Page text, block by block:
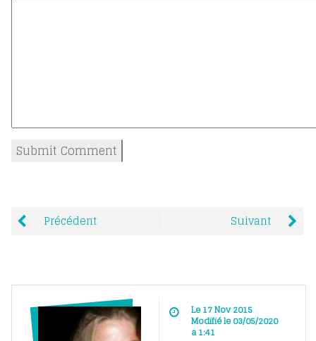
Précédent Suivant
Le 17 Nov 2015
Modifié le 03/05/2020
à 1:41